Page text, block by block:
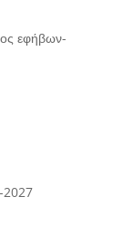
εφήβων-